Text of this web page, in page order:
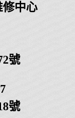
修中心
號
號